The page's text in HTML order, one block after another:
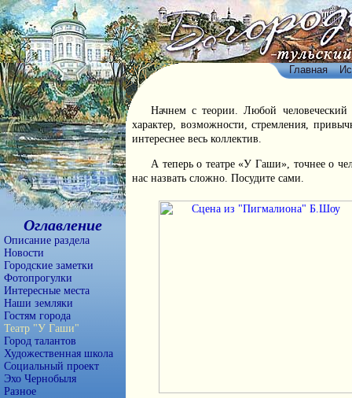
Оглавление
Описание раздела
Новости
Городские заметки
Фотопрогулки
Интересные места
Наши земляки
Гостям города
Театр "У Гаши"
Город талантов
Художественная школа
Социальный проект
Эхо Чернобыля
Разное
Главная
Начнем с теории. Любой
характер, возможности, стремления,
интереснее весь коллектив.
А теперь о театре «У Гаши», точнее о
нас назвать сложно. Посудите сами.